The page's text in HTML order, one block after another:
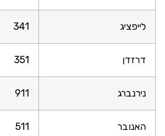
לייפציג 341
דרזדן 351
נירנברג 911
האנובר 511